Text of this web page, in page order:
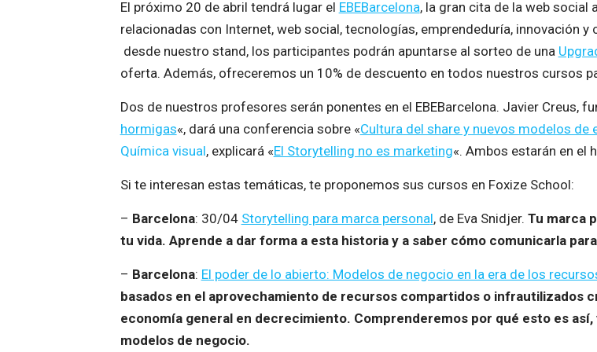
El próximo 20 de abril tendrá lugar el EBEBarcelona, la gran cita de la web
relacionadas con Internet, web social, tecnologías, emprendeduría, innovación
desde nuestro stand, los participantes podrán apuntarse al sorteo de una
oferta. Además, ofreceremos un 10% de descuento en todos nuestros cursos
Dos de nuestros profesores serán ponentes en el EBEBarcelona. Javier Creus,
hormigas«, dará una conferencia sobre «Cultura del share y nuevos modelos
Química visual, explicará «El Storytelling no es marketing«. Ambos estarán en el
Si te interesan estas temáticas, te proponemos sus cursos en Foxize School:
– Barcelona: 30/04 Storytelling para marca personal, de Eva Snidjer. Tu marca
tu vida. Aprende a dar forma a esta historia y a saber cómo comunicarla
– Barcelona: El poder de lo abierto: Modelos de negocio en la era de los
basados en el aprovechamiento de recursos compartidos o infrautilizados
economía general en decrecimiento. Comprenderemos por qué esto es
modelos de negocio.